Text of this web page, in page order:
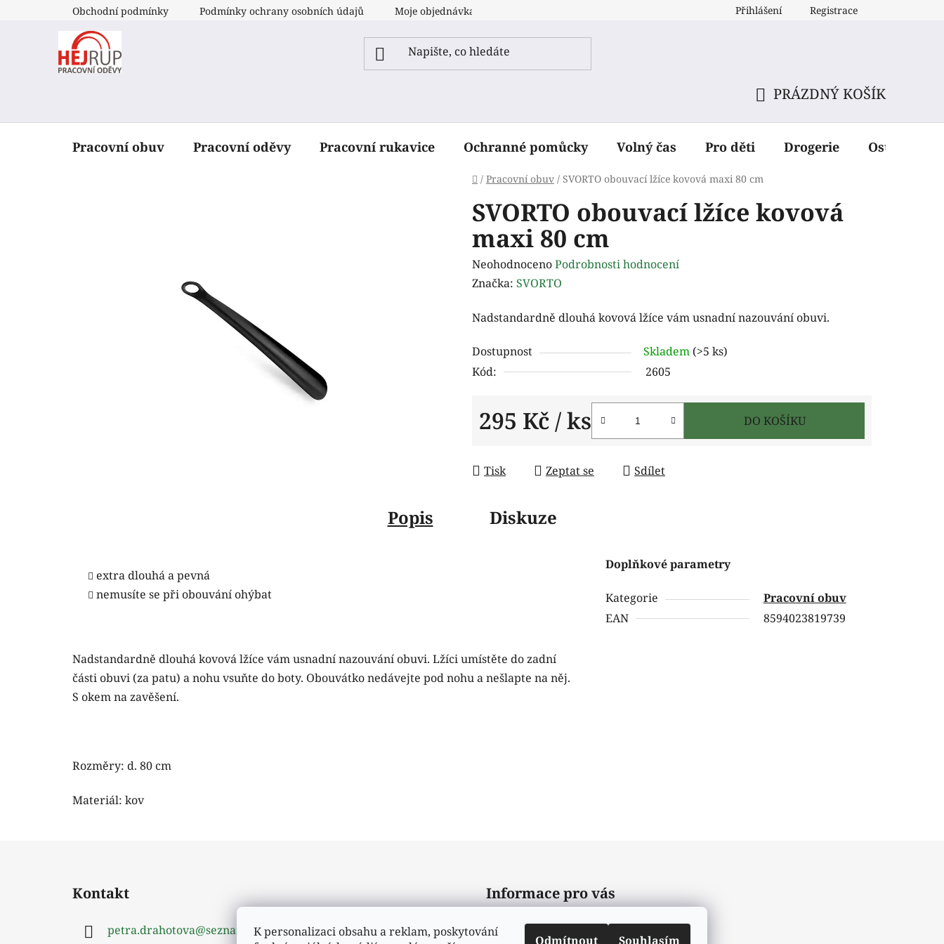
K personalizaci obsahu a reklam, poskytování
Odmítnout Souhlasím
Obchodní podmínky Podmínky ochrany osobních údajů Moje objednávka Přihlášení Registrace
KOŠÍK
PRÁZDNÝ KOŠÍK
Pracovní obuv Pracovní oděvy Pracovní rukavice Ochranné pomůcky Volný čas Pro děti Drogerie Ostatní
Domů
/ Pracovní obuv / SVORTO obouvací lžíce kovová maxi 80 cm
SVORTO obouvací lžíce kovová
maxi 80 cm
Průměrné
hodnocení
je
z
5
NeohodnocenoPodrobnosti hodnocení
Značka: SVORTO
Nadstandardně dlouhá kovová lžíce vám usnadní nazouvání obuvi.
Dostupnost Skladem (>5 ks)
Kód:
2605
295 Kč / ks DO KOŠÍKU
Tisk Zeptat se Sdílet
Popis Diskuze
extra dlouhá a pevná
nemusíte se při obouvání ohýbat
Nadstandardně dlouhá kovová lžíce vám usnadní nazouvání obuvi. Lžíci umístěte do zadní
části obuvi (za patu) a nohu vsuňte do boty. Obouvátko nedávejte pod nohu a nešlapte na něj.
S okem na zavěšení.
Rozměry: d. 80 cm
Materiál: kov
Doplňkové parametry
Kategorie
Pracovní obuv
EAN
8594023819739
Kontakt
petra.drahotova@seznam.cz
Informace pro vás
Obchodní podmínky